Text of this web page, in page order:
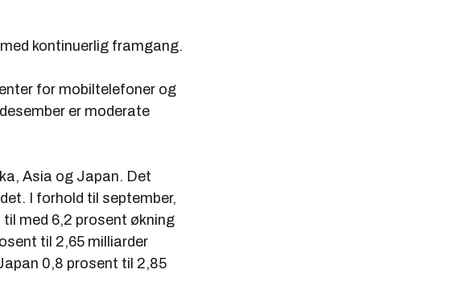
kontinuerlig framgang.
for mobiltelefoner og
er moderate
Asia og Japan. Det
I forhold til september,
med 6,2 prosent økning
til 2,65 milliarder
0,8 prosent til 2,85